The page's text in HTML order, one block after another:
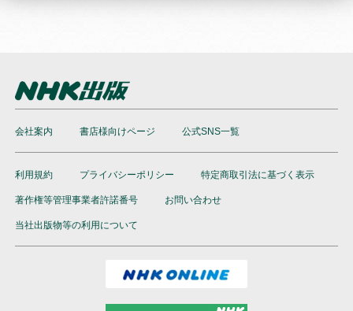
会社案内 書店様向けページ 公式SNS一覧
利用規約 プライバシーポリシー 特定商取引法に基づく表示
著作権等管理事業者許諾番号 お問い合わせ
当社出版物等の利用について